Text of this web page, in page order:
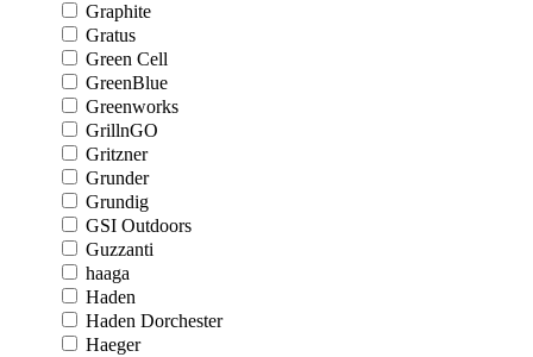
Graphite
Gratus
Green Cell
GreenBlue
Greenworks
GrillnGO
Gritzner
Grunder
Grundig
GSI Outdoors
Guzzanti
haaga
Haden
Haden Dorchester
Haeger